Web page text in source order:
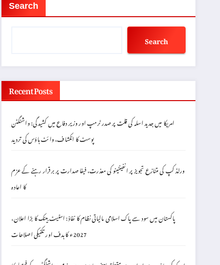
Search
Search
Recent Posts
امریکا میں جدید اسلہ کی قلت پر صدر ٹرمپ اور وزیر دفاع میں کشیدگی: واشنگٹن
پوسٹ کا انکشاف، وائٹ ہاؤس کی تردید
ورلڈ کپ کی متنازع تجویز پر انفینٹینو کی معذرت، فیفا صدارت پر برقرار رہنے کے عزم
کا اعادہ
پاکستان میں سود سے پاک اسلامی مالیاتی نظام کا نفاذ: اسٹیٹ بینک کا بڑا اعلان،
2027ء کا ہدف اور تکنیکی اصلاحات